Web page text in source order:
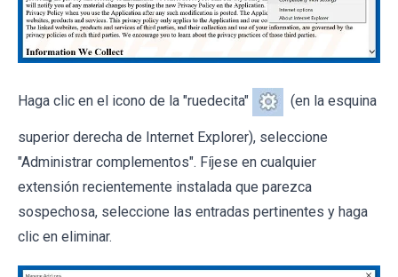
Haga clic en el icono de la "ruedecita" (en la esquina
superior derecha de Internet Explorer), seleccione
"Administrar complementos". Fíjese en cualquier
extensión recientemente instalada que parezca
sospechosa, seleccione las entradas pertinentes y haga
clic en eliminar.